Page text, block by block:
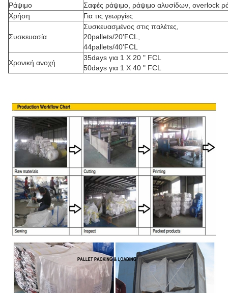
Ράψιμο
Σαφές ράψιμο, ράψιμο αλυσίδων, overlock
Χρήση
Για τις γεωργίες
Συσκευασία
Συσκευασμένος στις παλέτες,
20pallets/20'FCL,
44pallets/40'FCL
Χρονική ανοχή
35days για 1 X 20 " FCL
50days για 1 X 40 " FCL